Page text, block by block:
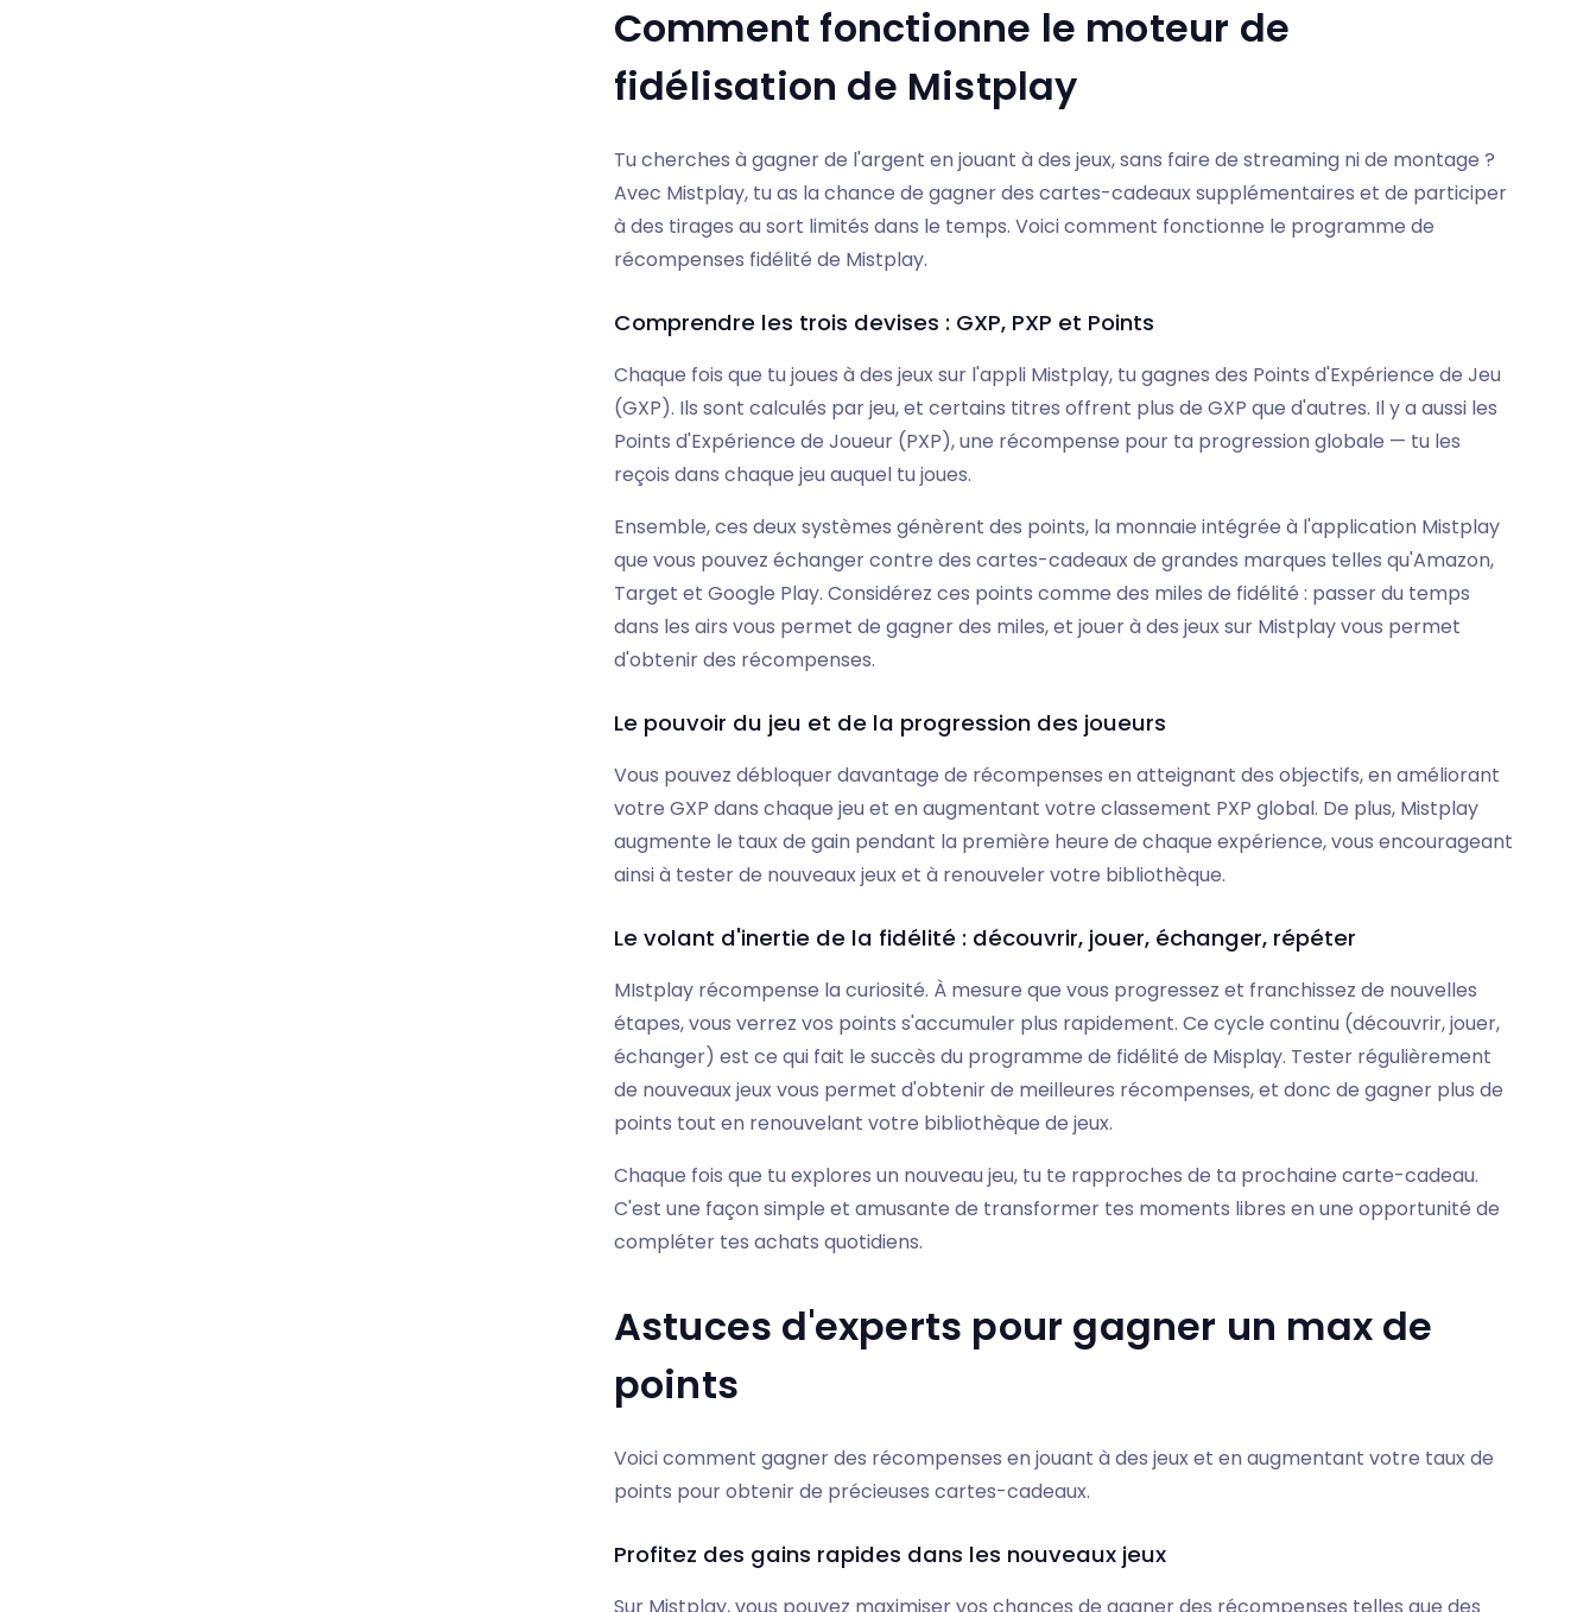
Comment fonctionne le moteur de
fidélisation de Mistplay
Tu cherches à gagner de l'argent en jouant à des jeux, sans faire de streaming ni de montage ?
Avec Mistplay, tu as la chance de gagner des cartes-cadeaux supplémentaires et de participer
à des tirages au sort limités dans le temps. Voici comment fonctionne le programme de
récompenses fidélité de Mistplay.
Comprendre les trois devises : GXP, PXP et Points
Chaque fois que tu joues à des jeux sur l'appli Mistplay, tu gagnes des Points d'Expérience de Jeu
(GXP). Ils sont calculés par jeu, et certains titres offrent plus de GXP que d'autres. Il y a aussi les
Points d'Expérience de Joueur (PXP), une récompense pour ta progression globale — tu les
reçois dans chaque jeu auquel tu joues.
Ensemble, ces deux systèmes génèrent des points, la monnaie intégrée à l'application Mistplay
que vous pouvez échanger contre des cartes-cadeaux de grandes marques telles qu'Amazon,
Target et Google Play. Considérez ces points comme des miles de fidélité : passer du temps
dans les airs vous permet de gagner des miles, et jouer à des jeux sur Mistplay vous permet
d'obtenir des récompenses.
Le pouvoir du jeu et de la progression des joueurs
Vous pouvez débloquer davantage de récompenses en atteignant des objectifs, en améliorant
votre GXP dans chaque jeu et en augmentant votre classement PXP global. De plus, Mistplay
augmente le taux de gain pendant la première heure de chaque expérience, vous encourageant
ainsi à tester de nouveaux jeux et à renouveler votre bibliothèque.
Le volant d'inertie de la fidélité : découvrir, jouer, échanger, répéter
MIstplay récompense la curiosité. À mesure que vous progressez et franchissez de nouvelles
étapes, vous verrez vos points s'accumuler plus rapidement. Ce cycle continu (découvrir, jouer,
échanger) est ce qui fait le succès du programme de fidélité de Misplay. Tester régulièrement
de nouveaux jeux vous permet d'obtenir de meilleures récompenses, et donc de gagner plus de
points tout en renouvelant votre bibliothèque de jeux.
Chaque fois que tu explores un nouveau jeu, tu te rapproches de ta prochaine carte-cadeau.
C'est une façon simple et amusante de transformer tes moments libres en une opportunité de
compléter tes achats quotidiens.
Astuces d'experts pour gagner un max de
points
Voici comment gagner des récompenses en jouant à des jeux et en augmentant votre taux de
points pour obtenir de précieuses cartes-cadeaux.
Profitez des gains rapides dans les nouveaux jeux